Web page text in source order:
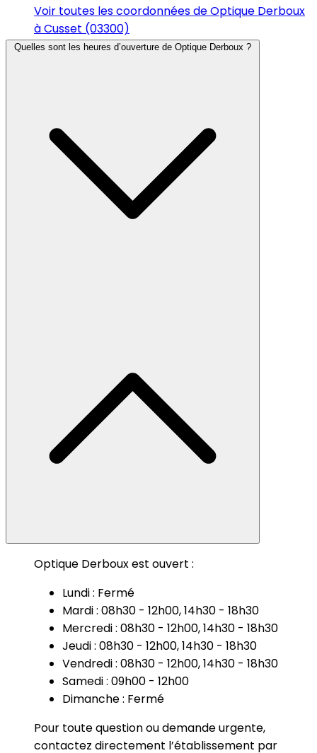
Voir toutes les coordonnées de Optique Derboux
à Cusset (03300)
Quelles sont les heures d’ouverture de Optique Derboux ?
Optique Derboux est ouvert :
Lundi : Fermé
Mardi : 08h30 - 12h00, 14h30 - 18h30
Mercredi : 08h30 - 12h00, 14h30 - 18h30
Jeudi : 08h30 - 12h00, 14h30 - 18h30
Vendredi : 08h30 - 12h00, 14h30 - 18h30
Samedi : 09h00 - 12h00
Dimanche : Fermé
Pour toute question ou demande urgente,
contactez directement l’établissement par